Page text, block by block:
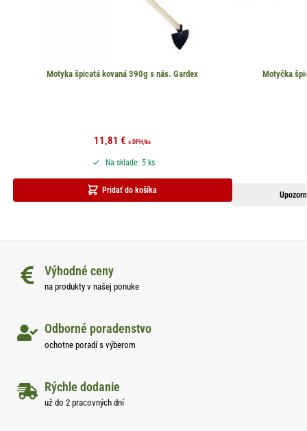
Motyka špicatá kovaná 390g s nás. Gardex
11,81€ s DPH/ks
Pridať do košíka
Na sklade: 5 ks
Motyčka
Výhodné ceny
na produkty v našej ponuke
Odborné poradenstvo
ochotne poradí s výberom
Rýchle dodanie
už do 2 pracovných dní